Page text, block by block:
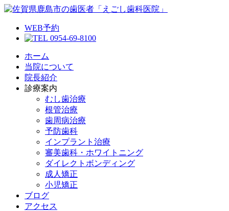
WEB予約
0954-69-8100
ホーム
当院について
院長紹介
診療案内
むし歯治療
根管治療
歯周病治療
予防歯科
インプラント治療
審美歯科・ホワイトニング
ダイレクトボンディング
成人矯正
小児矯正
ブログ
アクセス